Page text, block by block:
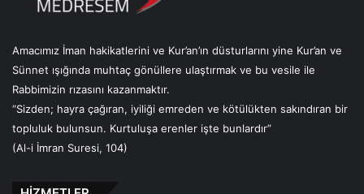
Amacımız İman hakikatlerini ve Kur’an’ın düsturlarını yine Kur’an ve
Sünnet ışığında muhtaç gönüllere ulaştırmak ve bu vesile ile
Rabbimizin rızasını kazanmaktır.
“Sizden; hayra çağıran, iyiliği emreden ve kötülükten sakındıran bir
topluluk bulunsun. Kurtuluşa erenler işte bunlardır”
(Al-i İmran Suresi, 104)